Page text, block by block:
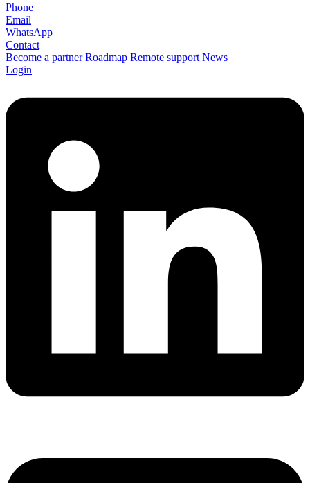
Phone
Email
WhatsApp
Contact
Become a partner Roadmap Remote support News
Login